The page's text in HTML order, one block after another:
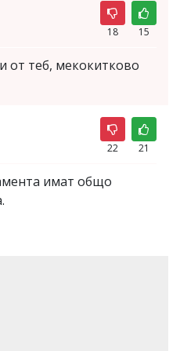
18 15
от теб, мекокитково
22 21
имат общо